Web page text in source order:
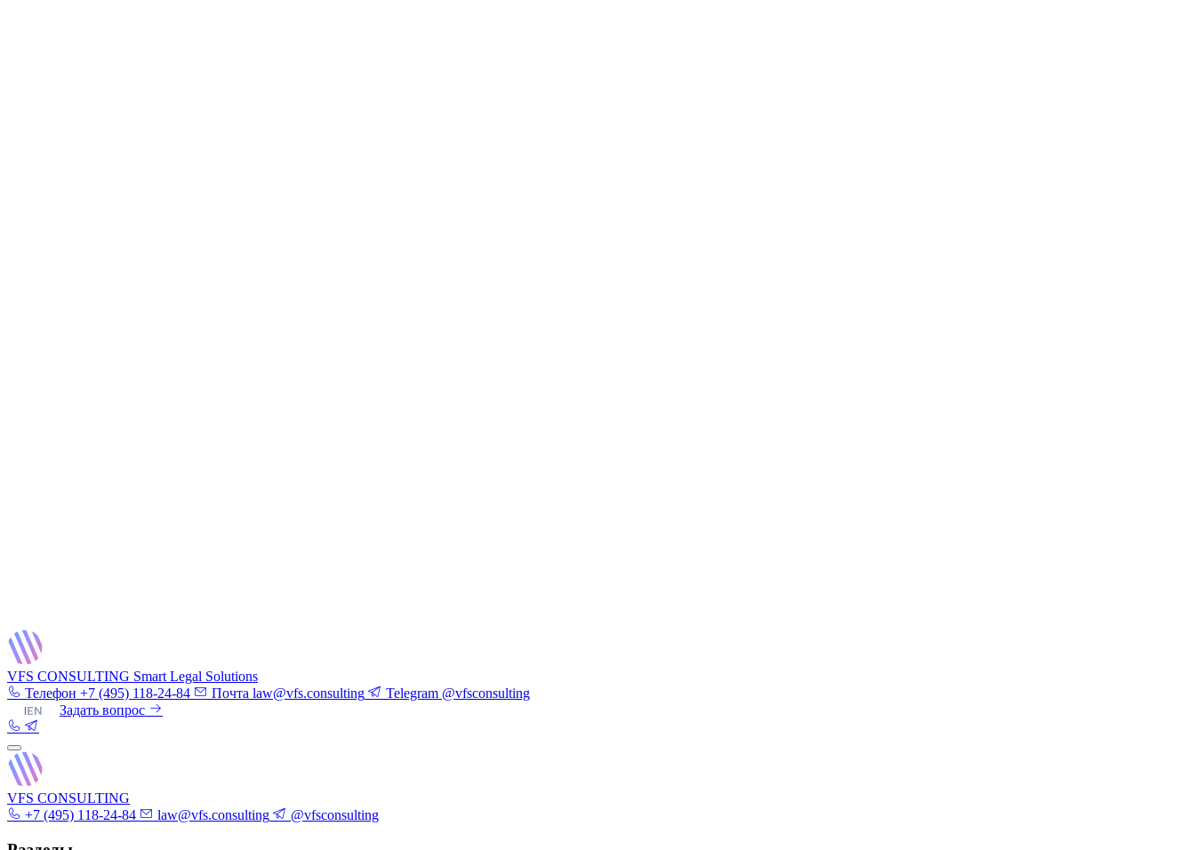
VFS CONSULTING Smart Legal Solutions
Телефон +7 (495) 118-24-84 Почта law@vfs.consulting Telegram @vfsconsulting
|EN Задать вопрос
VFS CONSULTING
+7 (495) 118-24-84
law@vfs.consulting @vfsconsulting